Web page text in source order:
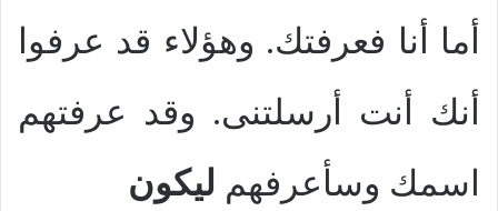
أما أنا فعرفتك. وهؤلاء قد عرفوا
أنك أنت أرسلتنى. وقد عرفتهم
اسمك وسأعرفهم ليكون